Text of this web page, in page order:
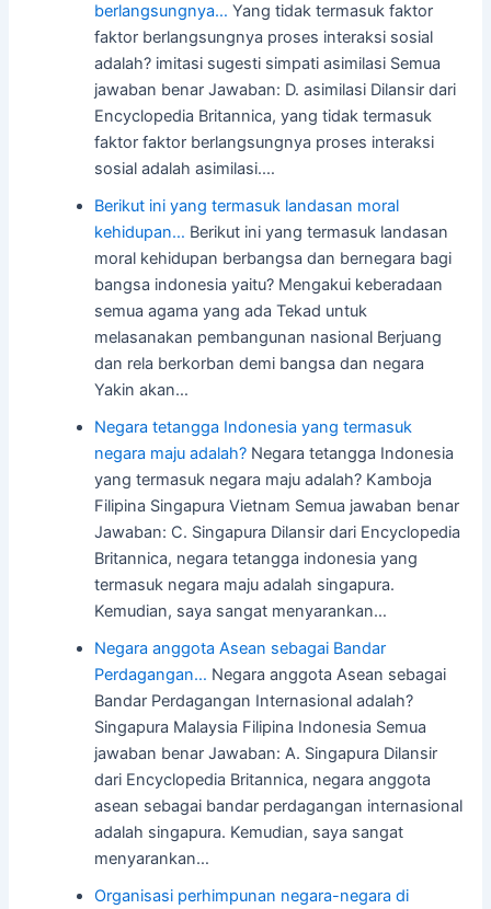
berlangsungnya… Yang tidak termasuk faktor
faktor berlangsungnya proses interaksi sosial
adalah? imitasi sugesti simpati asimilasi Semua
jawaban benar Jawaban: D. asimilasi Dilansir dari
Encyclopedia Britannica, yang tidak termasuk
faktor faktor berlangsungnya proses interaksi
sosial adalah asimilasi.…
Berikut ini yang termasuk landasan moral
kehidupan… Berikut ini yang termasuk landasan
moral kehidupan berbangsa dan bernegara bagi
bangsa indonesia yaitu? Mengakui keberadaan
semua agama yang ada Tekad untuk
melasanakan pembangunan nasional Berjuang
dan rela berkorban demi bangsa dan negara
Yakin akan…
Negara tetangga Indonesia yang termasuk
negara maju adalah? Negara tetangga Indonesia
yang termasuk negara maju adalah? Kamboja
Filipina Singapura Vietnam Semua jawaban benar
Jawaban: C. Singapura Dilansir dari Encyclopedia
Britannica, negara tetangga indonesia yang
termasuk negara maju adalah singapura.
Kemudian, saya sangat menyarankan…
Negara anggota Asean sebagai Bandar
Perdagangan… Negara anggota Asean sebagai
Bandar Perdagangan Internasional adalah?
Singapura Malaysia Filipina Indonesia Semua
jawaban benar Jawaban: A. Singapura Dilansir
dari Encyclopedia Britannica, negara anggota
asean sebagai bandar perdagangan internasional
adalah singapura. Kemudian, saya sangat
menyarankan…
Organisasi perhimpunan negara-negara di